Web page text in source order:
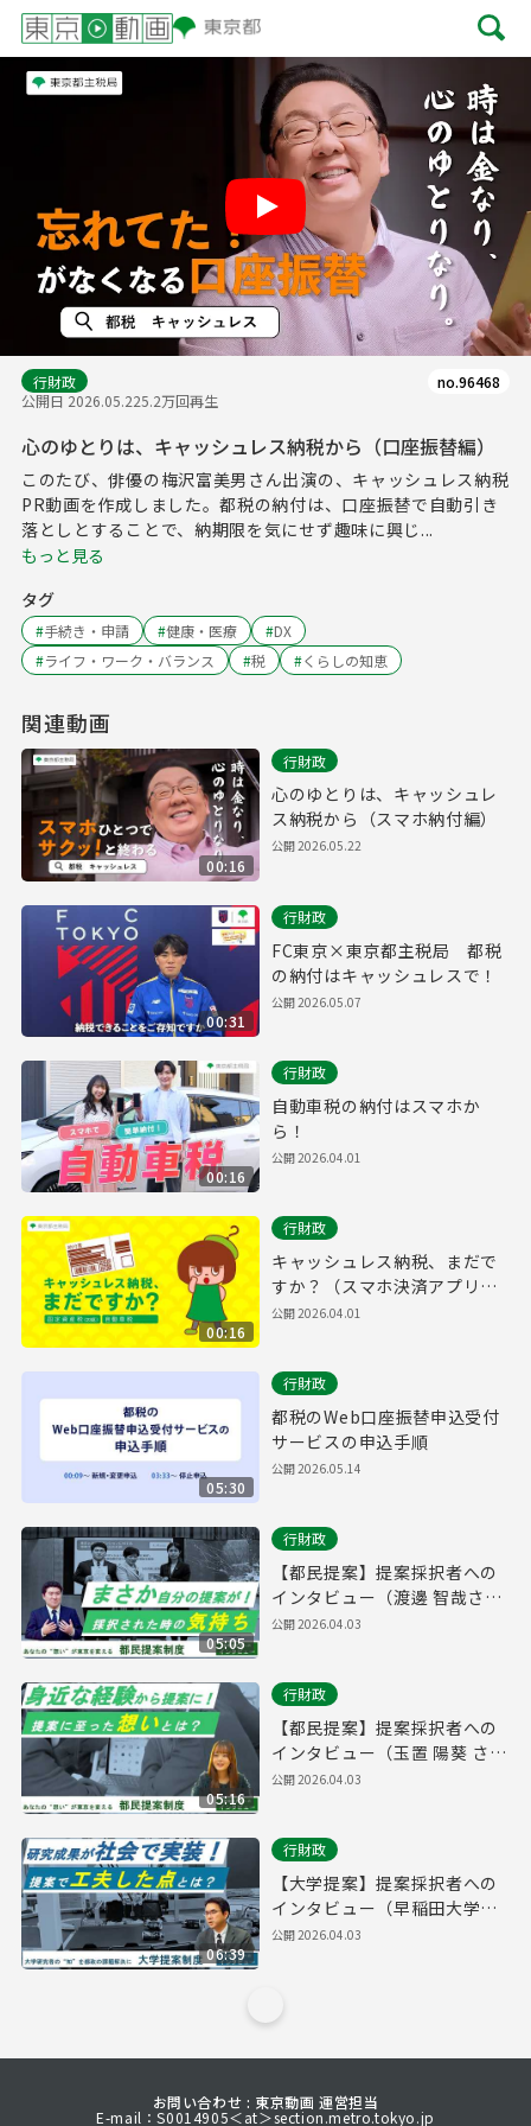
行財政
公開日 2026.05.225.2万回再生
no.96468
心のゆとりは、キャッシュレス納税から（口座振替編）
このたび、俳優の梅沢富美男さん出演の、キャッシュレス納税
PR動画を作成しました。都税の納付は、口座振替で自動引き
落としとすることで、納期限を気にせず趣味に興じ...
もっと見る
タグ
#手続き・申請 #健康・医療 #DX
#ライフ・ワーク・バランス #税 #くらしの知恵
関連動画
00:16
行財政
心のゆとりは、キャッシュレ
ス納税から（スマホ納付編）
公開2026.05.22
00:31
行財政
FC東京×東京都主税局 都税
の納付はキャッシュレスで！
公開2026.05.07
00:16
行財政
自動車税の納付はスマホか
ら！
公開2026.04.01
00:16
行財政
キャッシュレス納税、まだで
すか？（スマホ決済アプリ
編）
公開2026.04.01
05:30
行財政
都税のWeb口座振替申込受付
サービスの申込手順
公開2026.05.14
05:05
行財政
【都民提案】提案採択者への
インタビュー（渡邊 智哉さ
ん）
公開2026.04.03
05:16
行財政
【都民提案】提案採択者への
インタビュー（玉置 陽葵 さ
ん）
公開2026.04.03
06:39
行財政
【大学提案】提案採択者への
インタビュー（早稲田大学・
小野田 弘士 氏）
公開2026.04.03
お問い合わせ : 東京動画 運営担当
E-mail：S0014905＜at＞section.metro.tokyo.jp